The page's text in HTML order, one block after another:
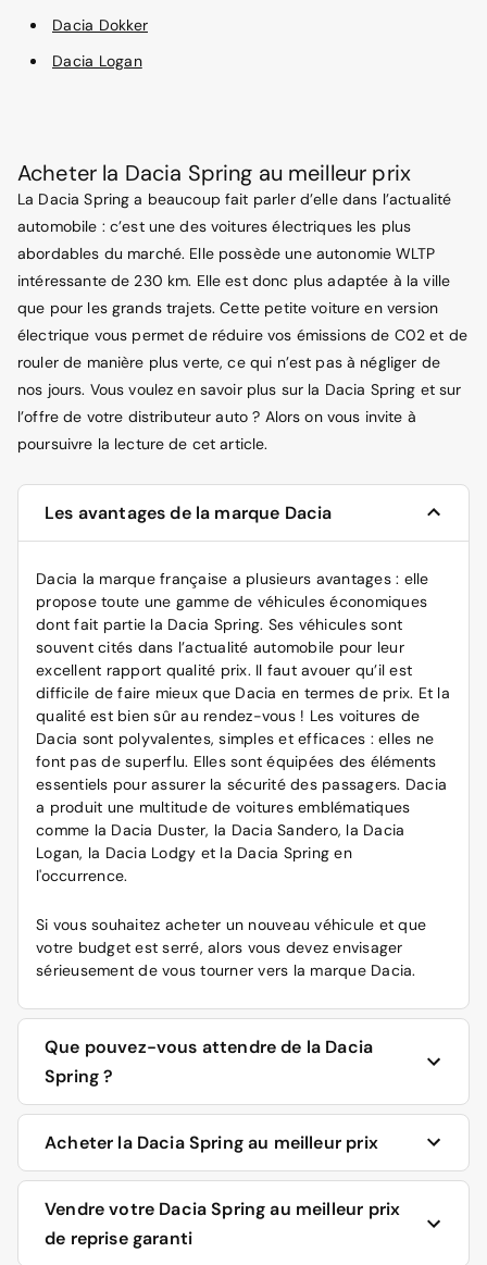
Dacia Dokker
Dacia Logan
Acheter la Dacia Spring au meilleur prix
La Dacia Spring a beaucoup fait parler d’elle dans l’actualité
automobile : c’est une des voitures électriques les plus
abordables du marché. Elle possède une autonomie WLTP
intéressante de 230 km. Elle est donc plus adaptée à la ville
que pour les grands trajets. Cette petite voiture en version
électrique vous permet de réduire vos émissions de C02 et de
rouler de manière plus verte, ce qui n’est pas à négliger de
nos jours. Vous voulez en savoir plus sur la Dacia Spring et sur
l’offre de votre distributeur auto ? Alors on vous invite à
poursuivre la lecture de cet article.
Les avantages de la marque Dacia
Dacia la marque française a plusieurs avantages : elle
propose toute une gamme de véhicules économiques
dont fait partie la Dacia Spring. Ses véhicules sont
souvent cités dans l’actualité automobile pour leur
excellent rapport qualité prix. Il faut avouer qu’il est
difficile de faire mieux que Dacia en termes de prix. Et la
qualité est bien sûr au rendez-vous ! Les voitures de
Dacia sont polyvalentes, simples et efficaces : elles ne
font pas de superflu. Elles sont équipées des éléments
essentiels pour assurer la sécurité des passagers. Dacia
a produit une multitude de voitures emblématiques
comme la Dacia Duster, la Dacia Sandero, la Dacia
Logan, la Dacia Lodgy et la Dacia Spring en
l'occurrence.
Si vous souhaitez acheter un nouveau véhicule et que
votre budget est serré, alors vous devez envisager
sérieusement de vous tourner vers la marque Dacia.
Que pouvez-vous attendre de la Dacia
Spring ?
La Dacia Spring est une citadine dont le look rappelle
en version tout électrique. Elle possède une autonomie
un peu moins importante que la bien connut Renault
Zoe. Elle se destine donc à des trajets courts pour le
quotidien, en environnement urbain principalement. Sa
Acheter la Dacia Spring au meilleur prix
Vous souhaitez acheter la Dacia Spring et profiter de
son moteur 100 % électrique à un prix imbattable ?
Aramisauto vous offre une large sélection de véhicules
Vendre votre Dacia Spring au meilleur prix
de reprise garanti